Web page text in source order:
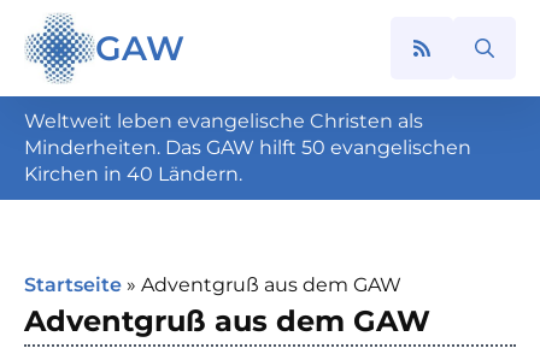
GAW
Search
Weltweit leben evangelische Christen als
Minderheiten. Das GAW hilft 50 evangelischen
Kirchen in 40 Ländern.
Startseite » Adventgruß aus dem GAW
Adventgruß aus dem GAW